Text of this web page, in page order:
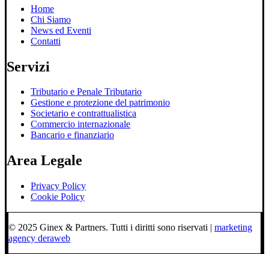
Home
Chi Siamo
News ed Eventi
Contatti
Servizi
Tributario e Penale Tributario
Gestione e protezione del patrimonio
Societario e contrattualistica
Commercio internazionale
Bancario e finanziario
Area Legale
Privacy Policy
Cookie Policy
© 2025 Ginex & Partners. Tutti i diritti sono riservati | marketing
agency deraweb